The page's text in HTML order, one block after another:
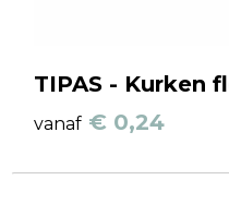
TIPAS - Kurken
vanaf € 0,24